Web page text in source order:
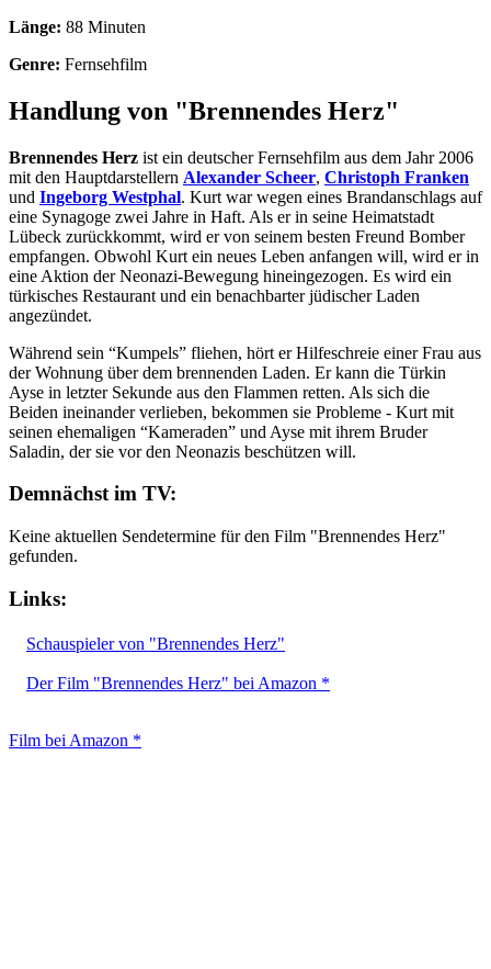
Länge: 88 Minuten
Genre: Fernsehfilm
Handlung von "Brennendes Herz"
Brennendes Herz ist ein deutscher Fernsehfilm aus dem Jahr 2006
mit den Hauptdarstellern Alexander Scheer, Christoph Franken
und Ingeborg Westphal. Kurt war wegen eines Brandanschlags auf
eine Synagoge zwei Jahre in Haft. Als er in seine Heimatstadt
Lübeck zurückkommt, wird er von seinem besten Freund Bomber
empfangen. Obwohl Kurt ein neues Leben anfangen will, wird er in
eine Aktion der Neonazi-Bewegung hineingezogen. Es wird ein
türkisches Restaurant und ein benachbarter jüdischer Laden
angezündet.
Während sein “Kumpels” fliehen, hört er Hilfeschreie einer Frau aus
der Wohnung über dem brennenden Laden. Er kann die Türkin
Ayse in letzter Sekunde aus den Flammen retten. Als sich die
Beiden ineinander verlieben, bekommen sie Probleme - Kurt mit
seinen ehemaligen “Kameraden” und Ayse mit ihrem Bruder
Saladin, der sie vor den Neonazis beschützen will.
Demnächst im TV:
Keine aktuellen Sendetermine für den Film "Brennendes Herz"
gefunden.
Links:
Schauspieler von "Brennendes Herz"
Der Film "Brennendes Herz" bei Amazon *
Film bei Amazon *